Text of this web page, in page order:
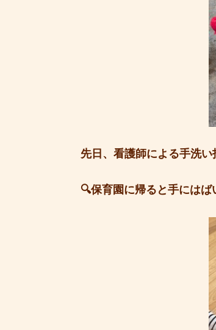
先日、看護師による手洗い
🔍保育園に帰ると手にはば